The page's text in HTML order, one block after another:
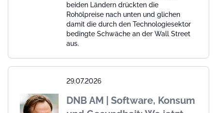
beiden Ländern drückten die
Rohölpreise nach unten und glichen
damit die durch den Technologiesektor
bedingte Schwäche an der Wall Street
aus.
29.07.2026
DNB AM | Software, Konsum